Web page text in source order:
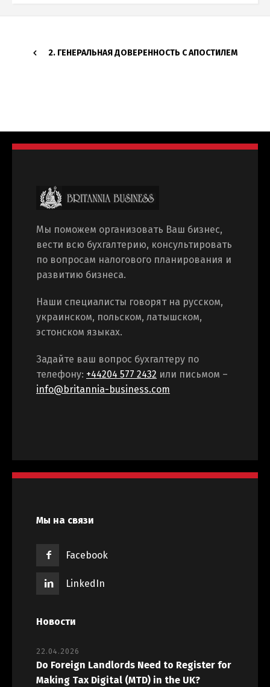
2. ГЕНЕРАЛЬНАЯ ДОВЕРЕННОСТЬ С АПОСТИЛЕМ
Мы поможем организовать Ваш бизнес,
вести всю бухгалтерию, консультировать
по вопросам налогового планирования и
развитию бизнеса.
Наши специалисты говорят на русском,
украинском, польском, латышском,
эстонском языках.
Задайте ваш вопрос бухгалтеру по
телефону: +44204 577 2432 или письмом –
info@britannia-business.com
Мы на связи
Facebook
LinkedIn
Новости
22.04.2026
Do Foreign Landlords Need to Register for
Making Tax Digital (MTD) in the UK?